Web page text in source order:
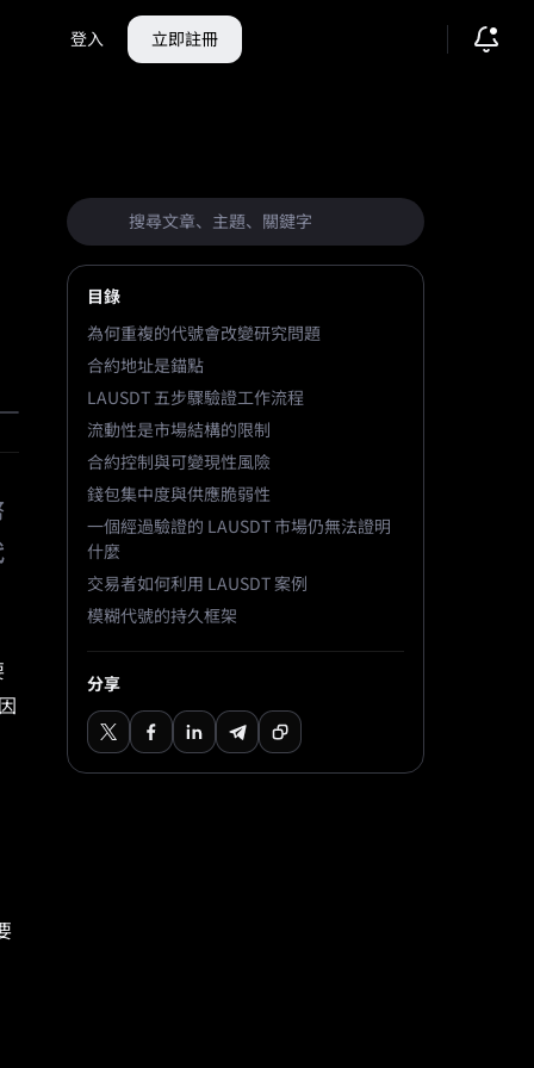
登入 立即註冊
目錄
為何重複的代號會改變研究問題
合約地址是錨點
LAUSDT 五步驟驗證工作流程
流動性是市場結構的限制
合約控制與可變現性風險
錢包集中度與供應脆弱性
一個經過驗證的 LAUSDT 市場仍無法證明
什麼
交易者如何利用 LAUSDT 案例
模糊代號的持久框架
分享